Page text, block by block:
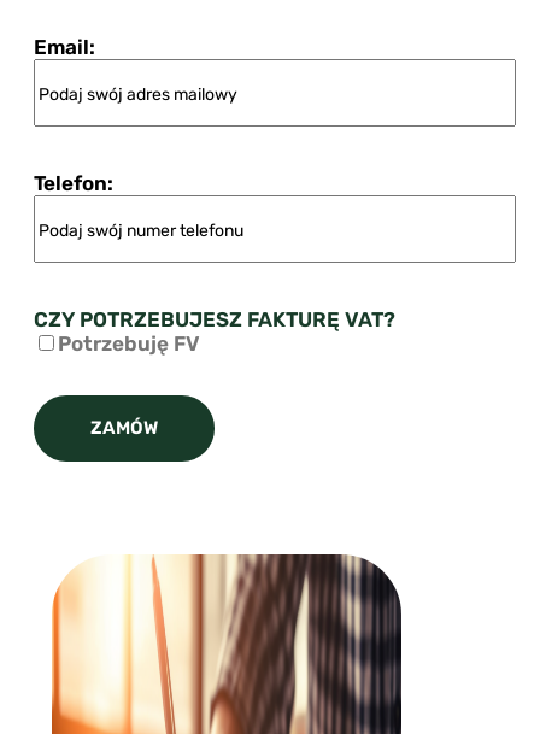
Email:
Telefon:
CZY POTRZEBUJESZ FAKTURĘ VAT?
Potrzebuję FV